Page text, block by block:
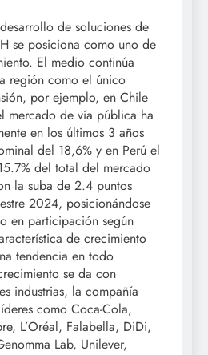
de soluciones de
se posiciona como uno de
El medio continúa
región como el único
por ejemplo, en Chile
mercado de vía pública ha
en los últimos 3 años
del 18,6% y en Perú el
del total del mercado
la suba de 2.4 puntos
2024, posicionándose
en participación según
de crecimiento
tendencia en todo
se da con
industrias, la compañía
como Coca-Cola,
L’Oréal, Falabella, DiDi,
Lab, Unilever,